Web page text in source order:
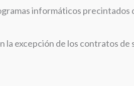
informáticos
excepción de los contratos